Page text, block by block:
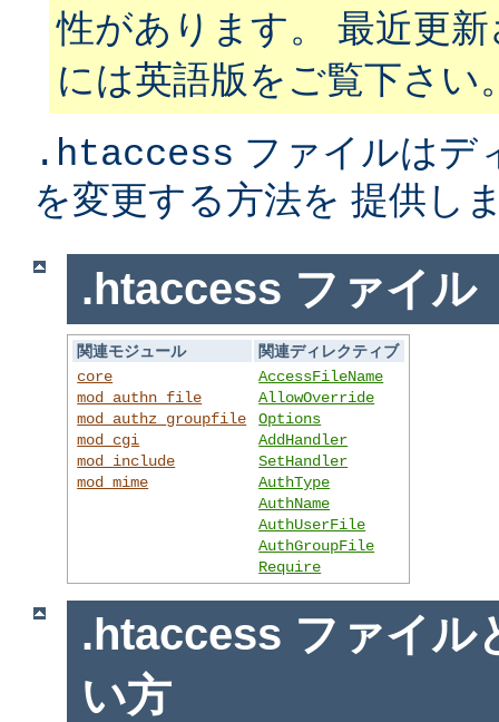
性があります。 最近更
には英語版をご覧下さい
.htaccess ファイルはデ
を変更する方法を 提供し
.htaccess ファイル
関連モジュール
関連ディレクティブ
core
mod_authn_file
mod_authz_groupfile
mod_cgi
mod_include
mod_mime
AccessFileName
AllowOverride
Options
AddHandler
SetHandler
AuthType
AuthName
AuthUserFile
AuthGroupFile
Require
.htaccess ファイル
い方